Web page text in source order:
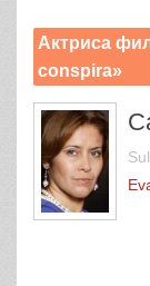
Актриса
conspira»